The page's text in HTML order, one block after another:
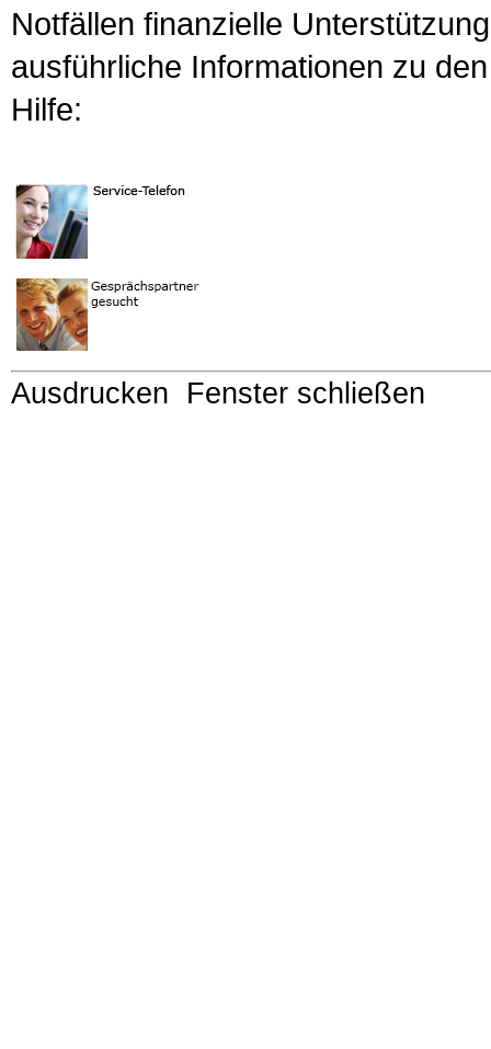
Notfällen finanzielle
ausführliche Informa­tionen zu
Hilfe:
Ausdrucken Fenster schließen